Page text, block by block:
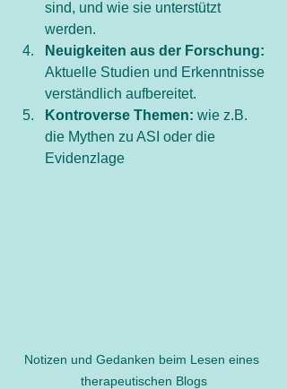
sind, und wie sie unterstützt
werden.
Neuigkeiten aus der Forschung:
Aktuelle Studien und Erkenntnisse
verständlich aufbereitet.
Kontroverse Themen: wie z.B.
die Mythen zu ASI oder die
Evidenzlage
Notizen und Gedanken beim Lesen eines
therapeutischen Blogs